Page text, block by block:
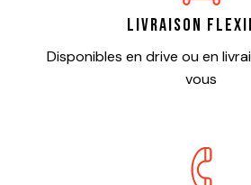
Livraison
Disponibles en drive ou en
vous